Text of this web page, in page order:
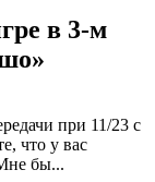
в 3-м
при 11/23 с
что у вас
бы...